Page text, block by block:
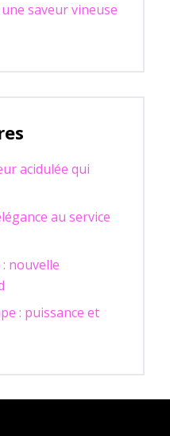
saveur vineuse
acidulée qui
au service
nouvelle
: puissance et